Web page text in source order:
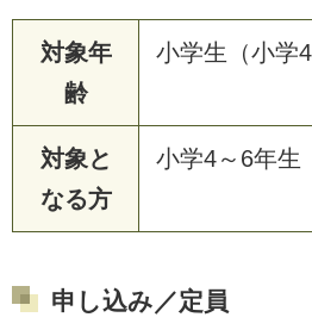
対象年
齢
小学生（小学4
対象と
なる方
小学4～6年生
申し込み／定員